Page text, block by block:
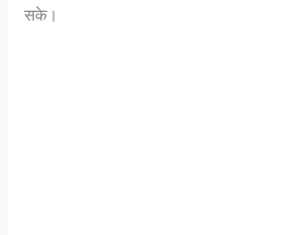
सके।